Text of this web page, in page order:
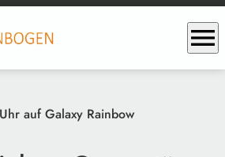
menu
auf Galaxy Rainbow